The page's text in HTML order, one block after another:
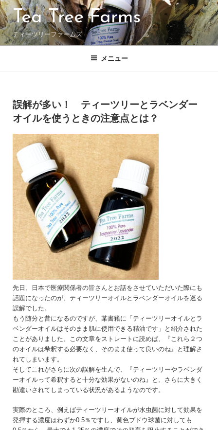
コ
ン
テ
ン
ツ
Tea Tree Farms
ティーツリーファームズ
メニュー
稿
日:
誤解が多い！ ティーツリーとラベンダー
オイルを使うときの注意点とは？
先日、日本で医療関係者の皆さんとお話をさせていただいた際にも
話題になったのが、ティーツリーオイルとラベンダーオイルを巡る
誤解でした。
もう随分と昔になるのですが、某書籍に「ティーツリーオイルとラ
ベンダーオイルはそのまま肌に使用できる精油です」と紹介された
ことがありました。この文章をストレートに読めば、『これら２つ
のオイルは希釈する必要なく、そのまま使って良いのね』と理解さ
れてしまいます。
そしてこれがさらに次の誤解を生んで、『ティーツリーやラベンダ
ーオイルって希釈すると十分な効果がないのね』と、さらに大きく
勘違いされてしまっている状況があるようなのです。
実際のところ、例えばティーツリーオイルが水虫菌に対して効果を
発揮する濃度はわずか0.5％ですし、黄色ブドウ球菌に対しても